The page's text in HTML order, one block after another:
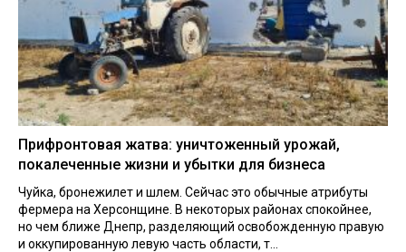
Прифронтовая жатва: уничтоженный урожай,
покалеченные жизни и убытки для бизнеса
Чуйка, бронежилет и шлем. Сейчас это обычные атрибуты
фермера на Херсонщине. В некоторых районах спокойнее,
но чем ближе Днепр, разделяющий освобожденную правую
и оккупированную левую часть области, т...